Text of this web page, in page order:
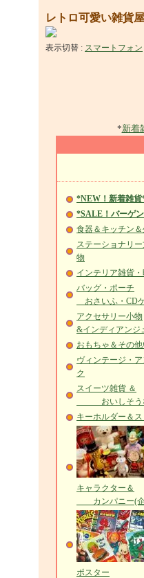
レトロ可愛い雑貨
表示切替 : スマートフォン
*新着
*NEW！新着雑
*SALE！バーゲ
食器＆キッチン
ステーショナリ
物
インテリア雑貨
バッグ・ポーチ
おさいふ・CD
アクセサリー小物
&インディアンジ
おもちゃ＆その
ヴィンテージ・
ク
スイーツ雑貨 ＆
おいしそう
キーホルダー＆
キャラクター＆
カンパニー(企
ポスター